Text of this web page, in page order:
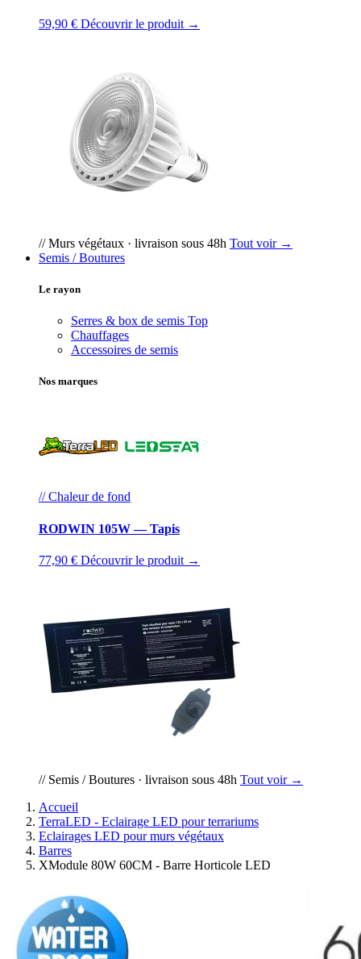
59,90 € Découvrir le produit →
// Murs végétaux · livraison sous 48h Tout voir →
Semis / Boutures
Le rayon
Serres & box de semis Top
Chauffages
Accessoires de semis
Nos marques
// Chaleur de fond
RODWIN 105W — Tapis
77,90 € Découvrir le produit →
// Semis / Boutures · livraison sous 48h Tout voir →
Accueil
TerraLED - Eclairage LED pour terrariums
Eclairages LED pour murs végétaux
Barres
XModule 80W 60CM - Barre Horticole LED